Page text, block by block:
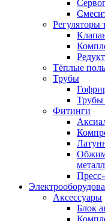
Регуляторы
Тёплые
Трубы
Трубы
Фитинги
Аксессуары
Блок